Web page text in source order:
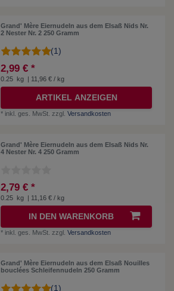
Grand' Mère Eiernudeln aus dem Elsaß Nids Nr.
2 Nester Nr. 2 250 Gramm
(1)
2,99 € *
0.25 kg | 11,96 € / kg
ARTIKEL ANZEIGEN
* inkl. ges. MwSt. zzgl.Versandkosten
Grand' Mère Eiernudeln aus dem Elsaß Nids Nr.
4 Nester Nr. 4 250 Gramm
2,79 € *
0.25 kg | 11,16 € / kg
IN DEN WARENKORB
* inkl. ges. MwSt. zzgl.Versandkosten
Grand' Mère Eiernudeln aus dem Elsaß Nouilles
bouclées Schleifennudeln 250 Gramm
(1)